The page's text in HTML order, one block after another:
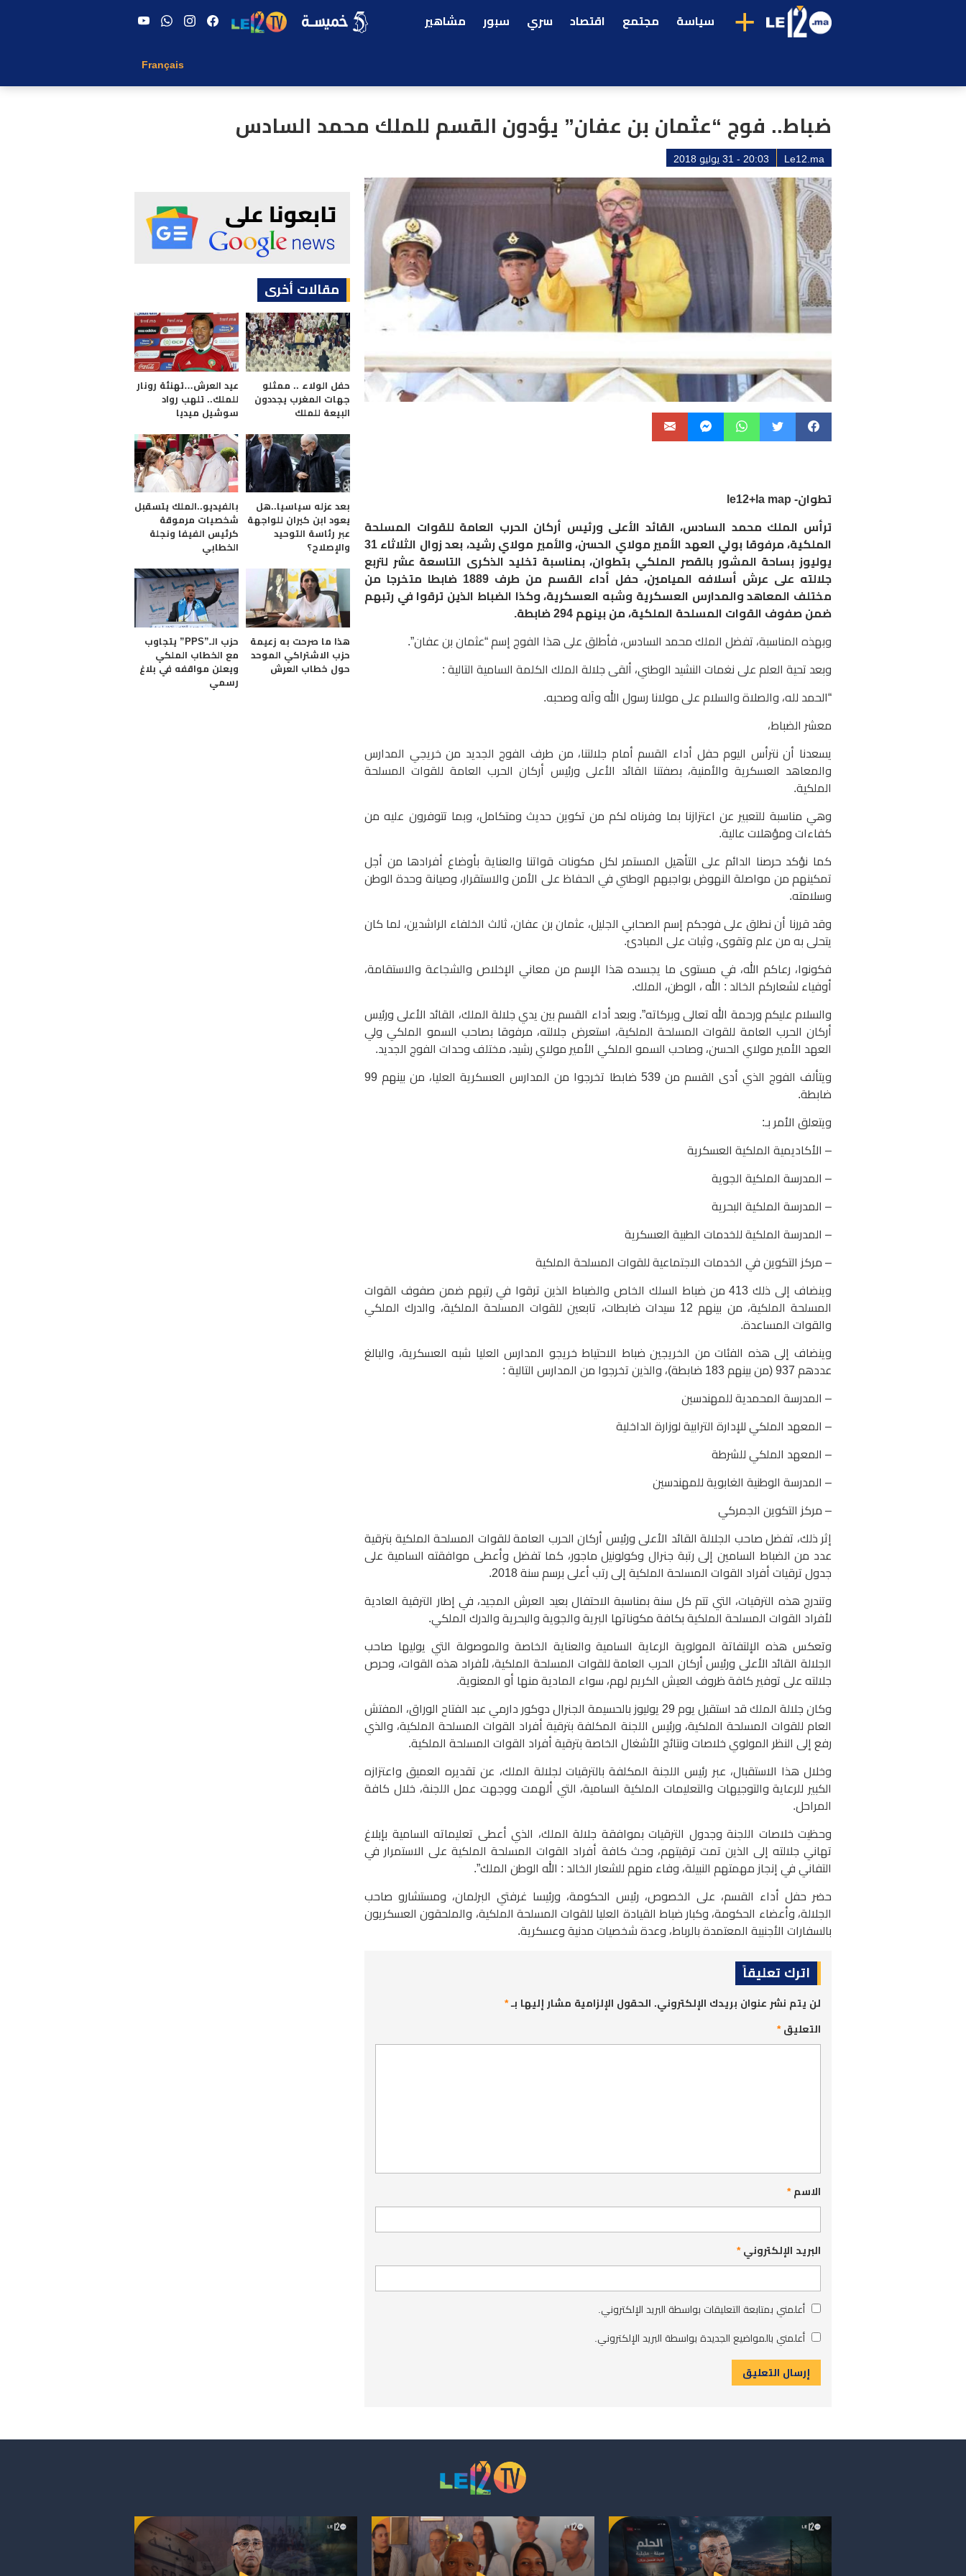
+ سياسة مجتمع اقتصاد سري سبور مشاهير
Français
ضباط.. فوج “عثمان بن عفان” يؤدون القسم للملك محمد السادس
Le12.ma 20:03 - 31 يوليو 2018
تطوان- le12+la map
ترأس الملك محمد السادس، القائد الأعلى ورئيس أركان الحرب العامة للقوات المسلحة
الملكية، مرفوقا بولي العهد الأمير مولاي الحسن، والأمير مولاي رشيد، بعد زوال الثلاثاء 31
يوليوز بساحة المشور بالقصر الملكي بتطوان، بمناسبة تخليد الذكرى التاسعة عشر لتربع
جلالته على عرش أسلافه الميامين، حفل أداء القسم من طرف 1889 ضابطا متخرجا من
مختلف المعاهد والمدارس العسكرية وشبه العسكرية، وكذا الضباط الذين ترقوا في رتبهم
ضمن صفوف القوات المسلحة الملكية، من بينهم 294 ضابطة.
وبهذه المناسبة، تفضل الملك محمد السادس، فأطلق على هذا الفوج إسم “عثمان بن عفان”.
وبعد تحية العلم على نغمات النشيد الوطني، ألقى جلالة الملك الكلمة السامية التالية :
“الحمد لله، والصلاة والسلام على مولانا رسول الله وآله وصحبه.
معشر الضباط،
يسعدنا أن نترأس اليوم حفل أداء القسم أمام جلالتنا، من طرف الفوج الجديد من خريجي المدارس
والمعاهد العسكرية والأمنية، بصفتنا القائد الأعلى ورئيس أركان الحرب العامة للقوات المسلحة
الملكية.
وهي مناسبة للتعبير عن اعتزازنا بما وفرناه لكم من تكوين حديث ومتكامل، وبما تتوفرون عليه من
كفاءات ومؤهلات عالية.
كما نؤكد حرصنا الدائم على التأهيل المستمر لكل مكونات قواتنا والعناية بأوضاع أفرادها من أجل
تمكينهم من مواصلة النهوض بواجبهم الوطني في الحفاظ على الأمن والاستقرار، وصيانة وحدة الوطن
وسلامته.
وقد قررنا أن نطلق على فوجكم إسم الصحابي الجليل، عثمان بن عفان، ثالث الخلفاء الراشدين، لما كان
يتحلى به من علم وتقوى، وثبات على المبادئ.
فكونوا، رعاكم الله، في مستوى ما يجسده هذا الإسم من معاني الإخلاص والشجاعة والاستقامة،
أوفياء لشعاركم الخالد : الله ، الوطن، الملك.
والسلام عليكم ورحمة الله تعالى وبركاته”. وبعد أداء القسم بين يدي جلالة الملك، القائد الأعلى ورئيس
أركان الحرب العامة للقوات المسلحة الملكية، استعرض جلالته، مرفوقا بصاحب السمو الملكي ولي
العهد الأمير مولاي الحسن، وصاحب السمو الملكي الأمير مولاي رشيد، مختلف وحدات الفوج الجديد.
ويتألف الفوج الذي أدى القسم من 539 ضابطا تخرجوا من المدارس العسكرية العليا، من بينهم 99
ضابطة.
ويتعلق الأمر بـ:
– الأكاديمية الملكية العسكرية
– المدرسة الملكية الجوية
– المدرسة الملكية البحرية
– المدرسة الملكية للخدمات الطبية العسكرية
– مركز التكوين في الخدمات الاجتماعية للقوات المسلحة الملكية
وينضاف إلى ذلك 413 من ضباط السلك الخاص والضباط الذين ترقوا في رتبهم ضمن صفوف القوات
المسلحة الملكية، من بينهم 12 سيدات ضابطات، تابعين للقوات المسلحة الملكية، والدرك الملكي
والقوات المساعدة.
وينضاف إلى هذه الفئات من الخريجين ضباط الاحتياط خريجو المدارس العليا شبه العسكرية، والبالغ
عددهم 937 (من بينهم 183 ضابطة)، والذين تخرجوا من المدارس التالية :
– المدرسة المحمدية للمهندسين
– المعهد الملكي للإدارة الترابية لوزارة الداخلية
– المعهد الملكي للشرطة
– المدرسة الوطنية الغابوية للمهندسين
– مركز التكوين الجمركي
إثر ذلك، تفضل صاحب الجلالة القائد الأعلى ورئيس أركان الحرب العامة للقوات المسلحة الملكية بترقية
عدد من الضباط السامين إلى رتبة جنرال وكولونيل ماجور، كما تفضل وأعطى موافقته السامية على
جدول ترقيات أفراد القوات المسلحة الملكية إلى رتب أعلى برسم سنة 2018.
وتندرج هذه الترقيات، التي تتم كل سنة بمناسبة الاحتفال بعيد العرش المجيد، في إطار الترقية العادية
لأفراد القوات المسلحة الملكية بكافة مكوناتها البرية والجوية والبحرية والدرك الملكي.
وتعكس هذه الإلتفاتة المولوية الرعاية السامية والعناية الخاصة والموصولة التي يوليها صاحب
الجلالة القائد الأعلى ورئيس أركان الحرب العامة للقوات المسلحة الملكية، لأفراد هذه القوات، وحرص
جلالته على توفير كافة ظروف العيش الكريم لهم، سواء المادية منها أو المعنوية.
وكان جلالة الملك قد استقبل يوم 29 يوليوز بالحسيمة الجنرال دوكور دارمي عبد الفتاح الوراق، المفتش
العام للقوات المسلحة الملكية، ورئيس اللجنة المكلفة بترقية أفراد القوات المسلحة الملكية، والذي
رفع إلى النظر المولوي خلاصات ونتائج الأشغال الخاصة بترقية أفراد القوات المسلحة الملكية.
وخلال هذا الاستقبال، عبر رئيس اللجنة المكلفة بالترقيات لجلالة الملك، عن تقديره العميق واعتزازه
الكبير للرعاية والتوجيهات والتعليمات الملكية السامية، التي ألهمت ووجهت عمل اللجنة، خلال كافة
المراحل.
وحظيت خلاصات اللجنة وجدول الترقيات بموافقة جلالة الملك، الذي أعطى تعليماته السامية بإبلاغ
تهاني جلالته إلى الذين تمت ترقيتهم، وحث كافة أفراد القوات المسلحة الملكية على الاستمرار في
التفاني في إنجاز مهمتهم النبيلة، وفاء منهم للشعار الخالد : الله الوطن الملك”.
حضر حفل أداء القسم، على الخصوص، رئيس الحكومة، ورئيسا غرفتي البرلمان، ومستشارو صاحب
الجلالة، وأعضاء الحكومة، وكبار ضباط القيادة العليا للقوات المسلحة الملكية، والملحقون العسكريون
بالسفارات الأجنبية المعتمدة بالرباط، وعدة شخصيات مدنية وعسكرية.
اترك تعليقاً
لن يتم نشر عنوان بريدك الإلكتروني. الحقول الإلزامية مشار إليها بـ*
التعليق*
الاسم*
البريد الإلكتروني*
أعلمني بمتابعة التعليقات بواسطة البريد الإلكتروني.
أعلمني بالمواضيع الجديدة بواسطة البريد الإلكتروني.
مقالات أخرى
حفل الولاء .. ممثلو
جهات المغرب يجددون
البيعة للملك
عيد العرش…تهنئة رونار
للملك.. تلهب رواد
سوشيل ميديا
بعد عزله سياسيا..هل
يعود ابن كيران للواجهة
عبر رئاسة التوحيد
والإصلاح؟
بالفيديو..الملك يتسقبل
شخصيات مرموقة
كرئيس الفيفا ونجلة
الخطابي
هذا ما صرحت به زعيمة
حزب الاشتراكي الموحد
حول خطاب العرش
حزب الـ”PPS” يتجاوب
مع الخطاب الملكي
ويعلن مواقفه في بلاغ
رسمي